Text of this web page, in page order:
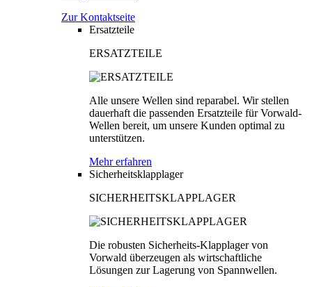
Zur Kontaktseite
Ersatzteile
ERSATZTEILE
Alle unsere Wellen sind reparabel. Wir stellen
dauerhaft die passenden Ersatzteile für Vorwald-
Wellen bereit, um unsere Kunden optimal zu
unterstützen.
Mehr erfahren
Sicherheitsklapplager
SICHERHEITSKLAPPLAGER
Die robusten Sicherheits-Klapplager von
Vorwald überzeugen als wirtschaftliche
Lösungen zur Lagerung von Spannwellen.